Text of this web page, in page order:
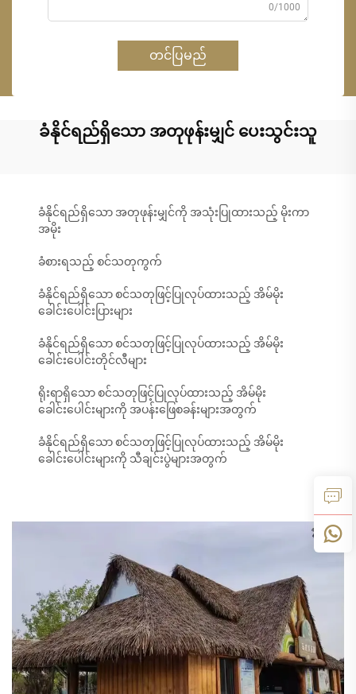
0/1000
တင်ပြမည်
ခံနိုင်ရည်ရှိသော အတုဖုန်းမျှင် ပေးသွင်းသူ
ခံနိုင်ရည်ရှိသော အတုဖုန်းမျှင်ကို အသုံးပြုထားသည့် မိုးကာ
အမိုး
ခံစားရသည့် စင်သတုကွက်
ခံနိုင်ရည်ရှိသော စင်သတုဖြင့်ပြုလုပ်ထားသည့် အိမ်မိုး
ခေါင်းပေါင်းပြားများ
ခံနိုင်ရည်ရှိသော စင်သတုဖြင့်ပြုလုပ်ထားသည့် အိမ်မိုး
ခေါင်းပေါင်းတိုင်လီများ
ရိုးရာရှိသော စင်သတုဖြင့်ပြုလုပ်ထားသည့် အိမ်မိုး
ခေါင်းပေါင်းများကို အပန်းဖြေစခန်းများအတွက်
ခံနိုင်ရည်ရှိသော စင်သတုဖြင့်ပြုလုပ်ထားသည့် အိမ်မိုး
ခေါင်းပေါင်းများကို သီချင်းပွဲများအတွက်